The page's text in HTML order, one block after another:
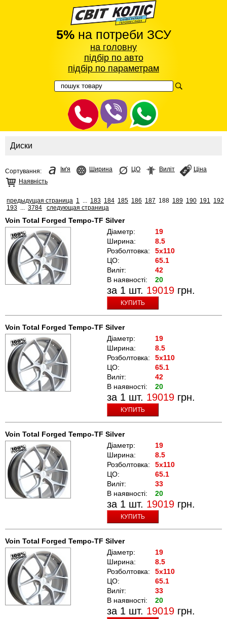
5%на потреби ЗСУ
на головну
підбір по авто
підбір по параметрам
Диски
Сортування: Ім'я Ширина ЦО Виліт
Ціна
Наявність
предыдущая страница 1 183 184 185 186 187 188 189 190 191
192
193
3784 следующая страница
Voin Total Forged Tempo-TF Silver
Діаметр:
19
Ширина:
8.5
Розболтовка:
5x110
ЦО:
65.1
Виліт:
42
В наявності:
20
за 1 шт. 19019 грн.
КУПИТЬ
Voin Total Forged Tempo-TF Silver
Діаметр:
19
Ширина:
8.5
Розболтовка:
5x110
ЦО:
65.1
Виліт:
42
В наявності:
20
за 1 шт. 19019 грн.
КУПИТЬ
Voin Total Forged Tempo-TF Silver
Діаметр:
19
Ширина:
8.5
Розболтовка:
5x110
ЦО:
65.1
Виліт:
33
В наявності:
20
за 1 шт. 19019 грн.
КУПИТЬ
Voin Total Forged Tempo-TF Silver
Діаметр:
19
Ширина:
8.5
Розболтовка:
5x110
ЦО:
65.1
Виліт:
33
В наявності:
20
за 1 шт. 19019 грн.